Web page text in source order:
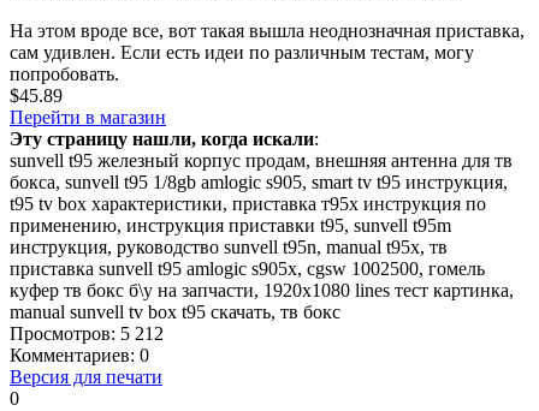
На этом вроде все, вот такая вышла неоднозначная приставка,
сам удивлен. Если есть идеи по различным тестам, могу
попробовать.
$45.89
Перейти в магазин
Эту страницу нашли, когда искали:
sunvell t95 железный корпус продам, внешняя антенна для тв
бокса, sunvell t95 1/8gb amlogic s905, smart tv t95 инструкция,
t95 tv box характеристики, приставка т95х инструкция по
применению, инструкция приставки t95, sunvell t95m
инструкция, руководство sunvell t95n, manual t95x, тв
приставка sunvell t95 amlogic s905x, cgsw 1002500, гомель
куфер тв бокс б\у на запчасти, 1920x1080 lines тест картинка,
manual sunvell tv box t95 скачать, тв бокс
Просмотров: 5 212
Комментариев: 0
Версия для печати
0